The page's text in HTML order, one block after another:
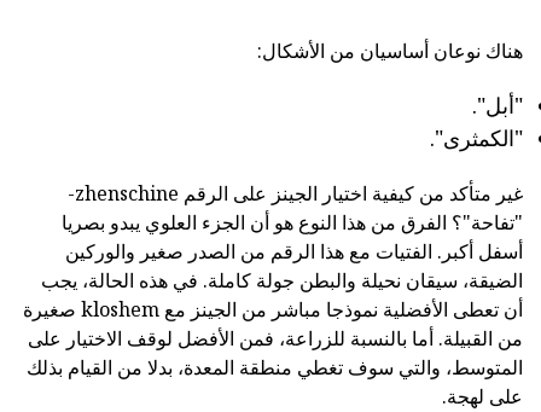
هناك نوعان أساسيان من الأشكال:
"أبل".
"الكمثرى".
غير متأكد من كيفية اختيار الجينز على الرقم zhenschine-
"تفاحة"؟ الفرق من هذا النوع هو أن الجزء العلوي يبدو بصريا
أسفل أكبر. الفتيات مع هذا الرقم من الصدر صغير والوركين
الضيقة، سيقان نحيلة والبطن جولة كاملة. في هذه الحالة، يجب
أن تعطى الأفضلية نموذجا مباشر من الجينز مع kloshem صغيرة
من القبيلة. أما بالنسبة للزراعة، فمن الأفضل لوقف الاختيار على
المتوسط، والتي سوف تغطي منطقة المعدة، بدلا من القيام بذلك
على لهجة.